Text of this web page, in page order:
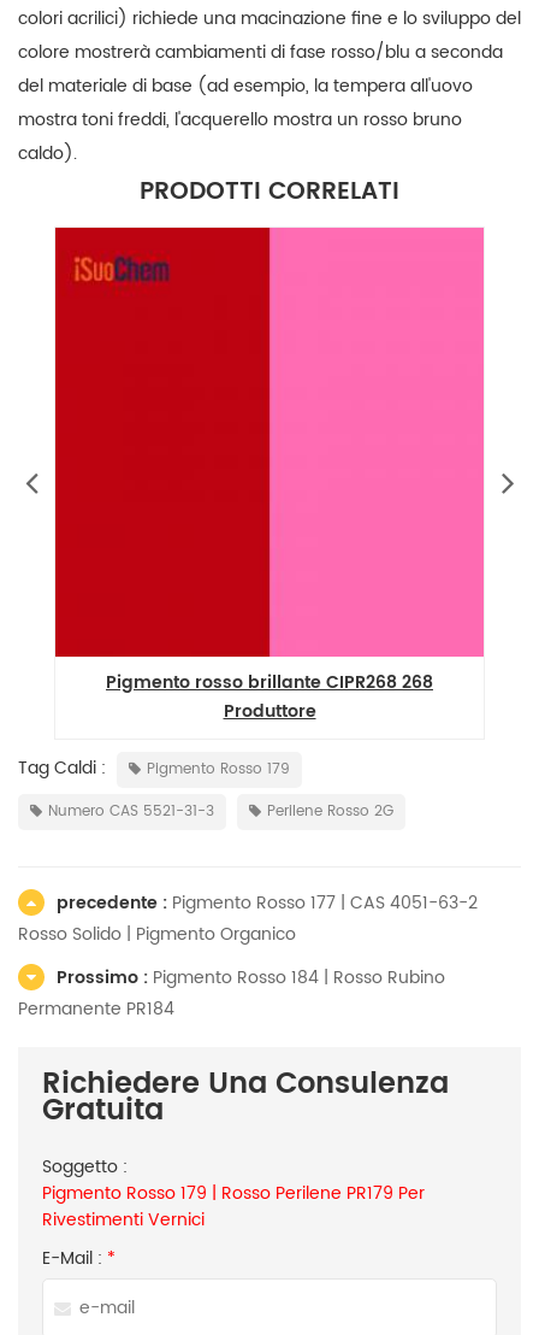
colori acrilici) richiede una macinazione fine e lo sviluppo del
colore mostrerà cambiamenti di fase rosso/blu a seconda
del materiale di base (ad esempio, la tempera all'uovo
mostra toni freddi, l'acquerello mostra un rosso bruno
caldo).
PRODOTTI CORRELATI
Pigmento rosso brillante CIPR268 268
Produttore
Tag Caldi :
Pigmento Rosso 179
Numero CAS 5521-31-3
Perilene Rosso 2G
precedente : Pigmento Rosso 177 | CAS 4051-63-2
Rosso Solido | Pigmento Organico
Prossimo : Pigmento Rosso 184 | Rosso Rubino
Permanente PR184
Richiedere Una Consulenza
Gratuita
Soggetto :
Pigmento Rosso 179 | Rosso Perilene PR179 Per
Rivestimenti Vernici
E-Mail : *